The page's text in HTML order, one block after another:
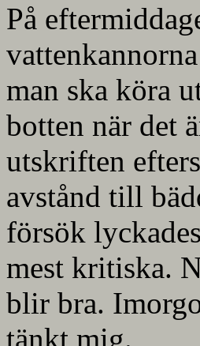
På
man ska köra
botten när det
utskriften
avstånd till
försök
mest kritiska.
blir bra.
tänkt mig.